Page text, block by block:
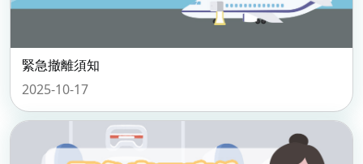
緊急撤離須知
2025-10-17